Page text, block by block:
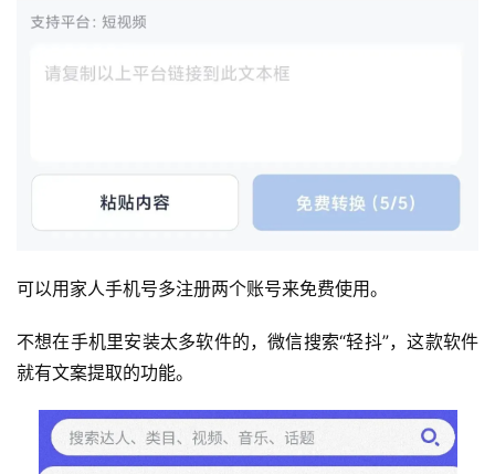
可以用家人手机号多注册两个账号来免费使用。
不想在手机里安装太多软件的，微信搜索“轻抖”，这款软件
就有文案提取的功能。